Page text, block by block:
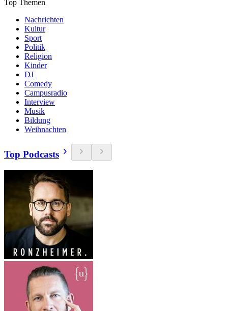
Top Themen
Nachrichten
Kultur
Sport
Politik
Religion
Kinder
DJ
Comedy
Campusradio
Interview
Musik
Bildung
Weihnachten
Top Podcasts